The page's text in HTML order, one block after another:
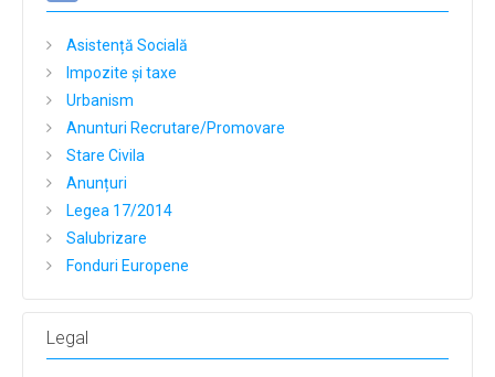
Galerie Foto
Evenimente
Contact
Asistență Socială
Impozite și taxe
Urbanism
Anunturi Recrutare/Promovare
Stare Civila
Anunțuri
Legea 17/2014
Salubrizare
Fonduri Europene
Legal